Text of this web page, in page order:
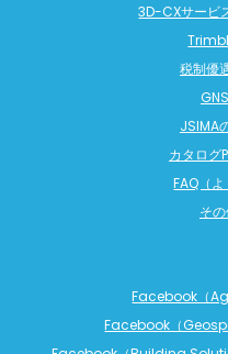
3D-CXサービ
税制優
JSIMA
カタログ
FAQ（よ
そ
Facebook（
Facebook（